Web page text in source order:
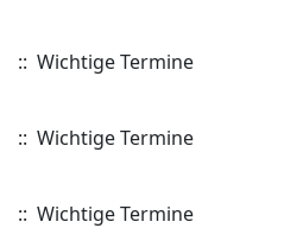
:: Wichtige Termine
:: Wichtige Termine
:: Wichtige Termine